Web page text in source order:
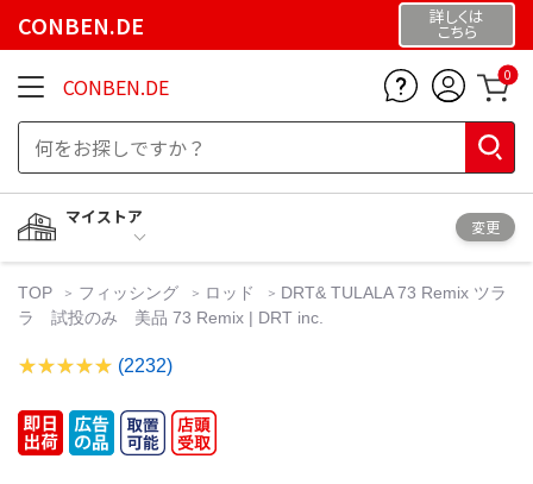
CONBEN.DE 詳しくは
こちら
CONBEN.DE 0
マイストア
変更
TOP フィッシング ロッド
DRT& TULALA 73 Remix ツラ
ラ 試投のみ 美品 73 Remix | DRT inc.
(2232)